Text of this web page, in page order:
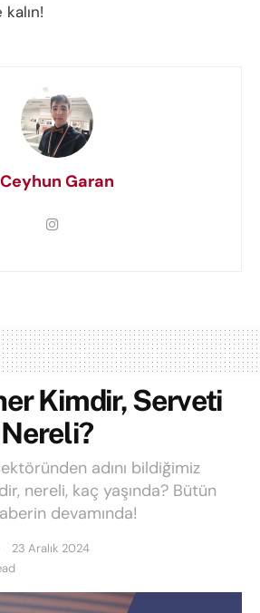
Ceyhun Garan
Kimdir, Serveti
adını bildiğimiz
nereli, kaç yaşında? Bütün
devamında!
23 Aralık 2024